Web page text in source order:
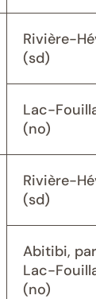
Rivière-
(sd)
Lac-
(no)
Rivière-
(sd)
Abitibi,
Lac-
(no)